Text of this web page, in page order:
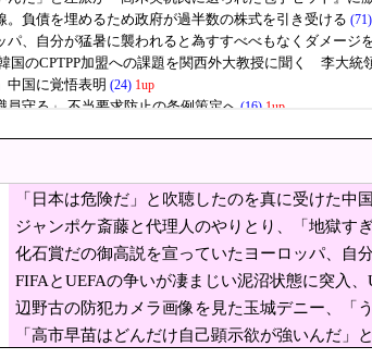
」カカオトークギフトで人気1位に返り咲きと報じられ論争に
トラ、原型どこ行った」
のイメージが墜落 [8/07]
有事で中立は不可能」中国に覚悟表明
走行しギネス記録を達成、無駄な発電や送電ロスなくEV
、ともに初の日本超え AI特需の恩恵で差 26年
事「議員の圧力から職員守る」 不当
代理人のやりとり、「地獄すぎて
都合で消費税を0％にできません！」 → X民「
ｗｗｗｗｗｗｗｗ
和式典で“防弾ガラス”に守られながらスピーチ。『高市出
「日本は危険だ」と吹聴したのを真に受けた
果……
ジャンポケ斎藤と代理人のやりとり、「地獄
中
化石賞だの御高説を宣っていたヨーロッパ、自
まい……
FIFAとUEFAの争いが凄まじい泥沼状態に突入
さず……
辺野古の防犯カメラ画像を見た玉城デニー、「
呆れさせるコメントを……
「高市早苗はどんだけ自己顕示欲が強いんだ」